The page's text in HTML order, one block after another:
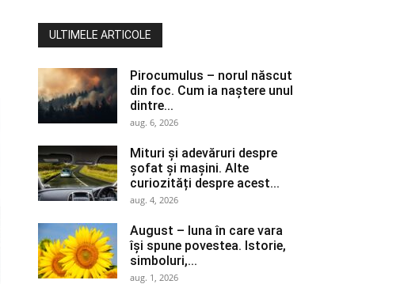
ULTIMELE ARTICOLE
Pirocumulus – norul născut
din foc. Cum ia naștere unul
dintre...
aug. 6, 2026
Mituri și adevăruri despre
șofat și mașini. Alte
curiozități despre acest...
aug. 4, 2026
August – luna în care vara
își spune povestea. Istorie,
simboluri,...
aug. 1, 2026